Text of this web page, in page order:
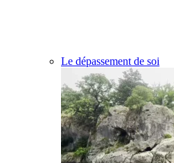
Le dépassement de soi